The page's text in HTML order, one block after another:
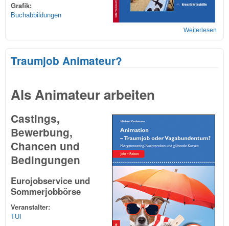
Grafik:
Buchabbildungen
Weiterlesen
Traumjob Animateur?
Als Animateur arbeiten
Castings,
Bewerbung,
Chancen und
Bedingungen
Eurojobservice und
Sommerjobbörse
Veranstalter:
TUI